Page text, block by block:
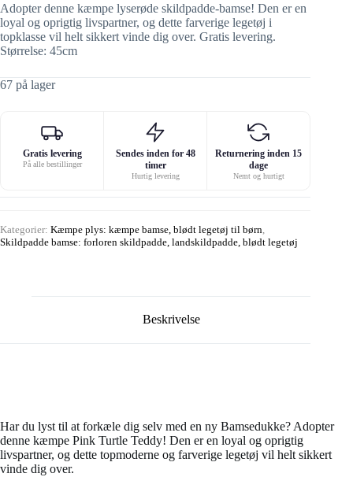
Adopter denne kæmpe lyserøde skildpadde-bamse! Den er en
loyal og oprigtig livspartner, og dette farverige legetøj i
topklasse vil helt sikkert vinde dig over. Gratis levering.
Størrelse: 45cm
67 på lager
Gratis levering
På alle bestillinger
Sendes inden for 48
timer
Hurtig levering
Returnering inden 15
dage
Nemt og hurtigt
Kategorier: Kæmpe plys: kæmpe bamse, blødt legetøj til børn
Skildpadde bamse: forloren skildpadde, landskildpadde, blødt legetøj
Beskrivelse
Har du lyst til at forkæle dig selv med en ny Bamsedukke? Adopter
denne kæmpe Pink Turtle Teddy! Den er en loyal og oprigtig
livspartner, og dette topmoderne og farverige legetøj vil helt sikkert
vinde dig over.